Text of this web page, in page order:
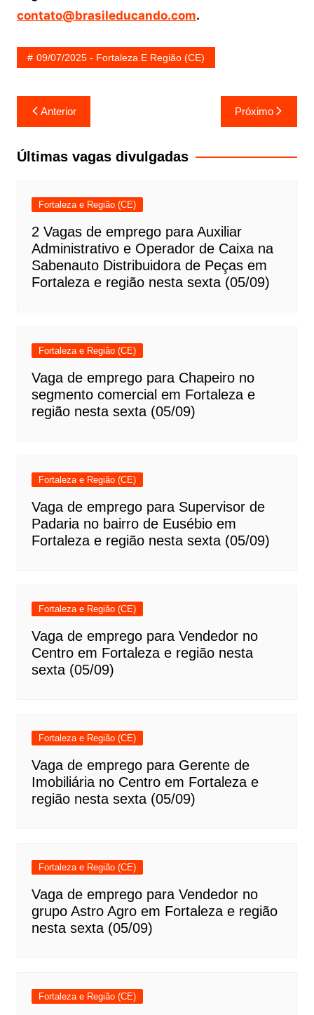
contato@brasileducando.com.
09/07/2025 - Fortaleza E Região (CE)
Navegação
de
Post
Anterior Próximo
Últimas vagas divulgadas
Fortaleza e Região (CE)
2 Vagas de emprego para Auxiliar
Administrativo e Operador de Caixa na
Sabenauto Distribuidora de Peças em
Fortaleza e região nesta sexta (05/09)
Fortaleza e Região (CE)
Vaga de emprego para Chapeiro no
segmento comercial em Fortaleza e
região nesta sexta (05/09)
Fortaleza e Região (CE)
Vaga de emprego para Supervisor de
Padaria no bairro de Eusébio em
Fortaleza e região nesta sexta (05/09)
Fortaleza e Região (CE)
Vaga de emprego para Vendedor no
Centro em Fortaleza e região nesta
sexta (05/09)
Fortaleza e Região (CE)
Vaga de emprego para Gerente de
Imobiliária no Centro em Fortaleza e
região nesta sexta (05/09)
Fortaleza e Região (CE)
Vaga de emprego para Vendedor no
grupo Astro Agro em Fortaleza e região
nesta sexta (05/09)
Fortaleza e Região (CE)